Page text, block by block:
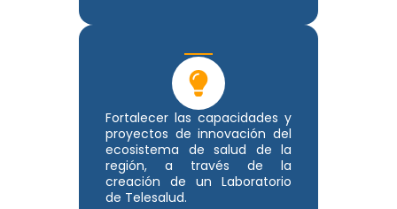
Fortalecer las capacidades y
proyectos de innovación del
ecosistema de salud de la
región, a través de la
creación de un Laboratorio
de Telesalud.